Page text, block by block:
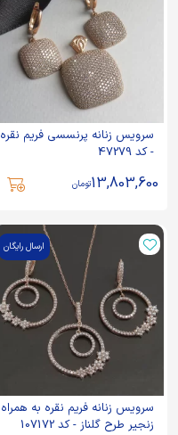
سرویس زنانه پرنسسی فریم نقره
- کد 47279
13,803,600تومان
ارسال رایگان
سرویس زنانه فریم نقره به همراه
زنجیر طرح گلناز - کد 107172